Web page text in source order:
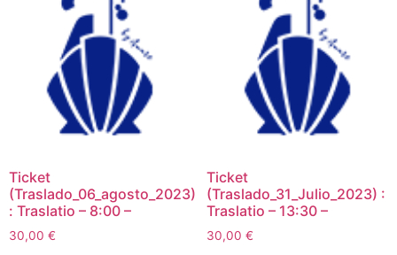
Ticket
(Traslado_06_agosto_2023)
: Traslatio – 8:00 –
30,00 €
Ticket
(Traslado_31_Julio_2023) :
Traslatio – 13:30 –
30,00 €